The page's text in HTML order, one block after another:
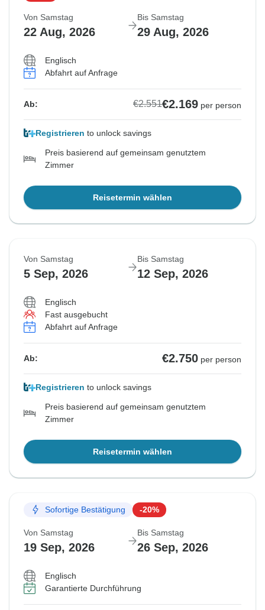
Von Samstag
22 Aug, 2026
Bis Samstag
29 Aug, 2026
Englisch
Abfahrt auf Anfrage
Ab: €2.551€2.169 per person
Registrieren to unlock savings
Preis basierend auf gemeinsam genutztem
Zimmer
Reisetermin wählen
Von Samstag
5 Sep, 2026
Bis Samstag
12 Sep, 2026
Englisch
Fast ausgebucht
Abfahrt auf Anfrage
Ab: €2.750 per person
Registrieren to unlock savings
Preis basierend auf gemeinsam genutztem
Zimmer
Reisetermin wählen
Sofortige Bestätigung -20%
Von Samstag
19 Sep, 2026
Bis Samstag
26 Sep, 2026
Englisch
Garantierte Durchführung